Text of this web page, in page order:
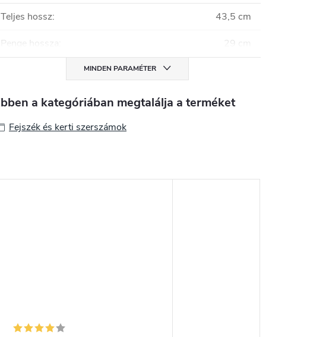
Teljes hossz: 43,5 cm
Penge hossza 29 cm
MINDEN PARAMÉTER
a kategóriában megtalálja a terméket
Fejszék és kerti szerszámok